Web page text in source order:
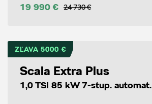
19 990 € 24 730 €
ZĽAVA 5000 €
Scala Extra Plus
1,0 TSI 85 kW 7-stup. automat.